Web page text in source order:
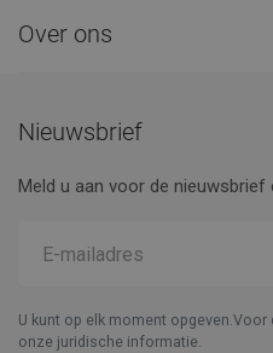
Over ons
Nieuwsbrief
Meld u aan voor de
U kunt op elk moment
onze juridische informatie.